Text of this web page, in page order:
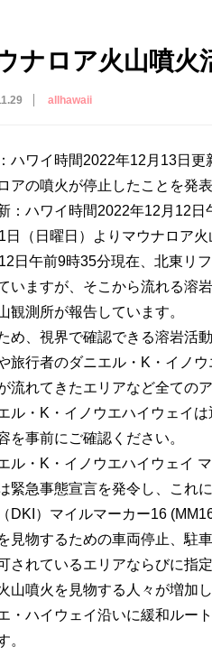
ナロア火山噴火
allhawaii
ハワイ時間2022年12月13日
アの噴火が停止したことを発表
：ハワイ時間2022年12月12
日（日曜日）よりマウナロア
日午前9時35分現在、北東リ
いますが、そこから流れる溶
観測所が報告しています。
め、視界で確認できる溶岩活
旅行者のダニエル・K・イノ
流れてきたエリアなど全ての
ル・K・イノウエハイウェイ
を事前にご確認ください。
ル・K・イノウエハイウェイ
緊急事態宣言を発令し、これ
DKI）マイルマーカー16
見物するための車両停止、駐
可されているエリアならびに指
山噴火を見物する人々が増加
・ハイウェイ沿いに緩和ルー
。